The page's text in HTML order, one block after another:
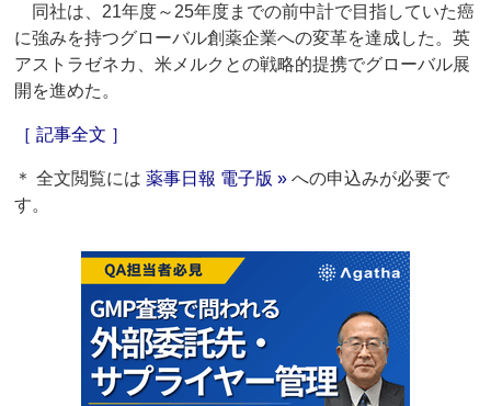
同社は、21年度～25年度までの前中計で目指していた癌
に強みを持つグローバル創薬企業への変革を達成した。英
アストラゼネカ、米メルクとの戦略的提携でグローバル展
開を進めた。
［ 記事全文 ］
＊ 全文閲覧には薬事日報 電子版 » への申込みが必要で
す。